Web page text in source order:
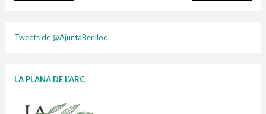
Tweets de @AjuntaBenlloc
LA PLANA DE L’ARC